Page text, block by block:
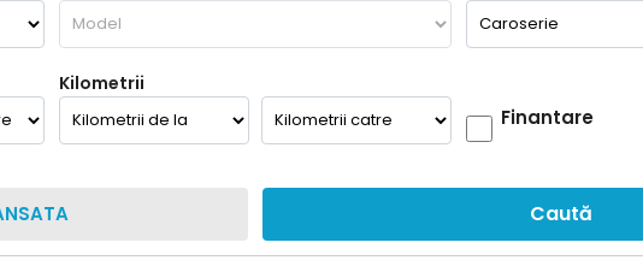
Kilometrii
Finantare
Caută